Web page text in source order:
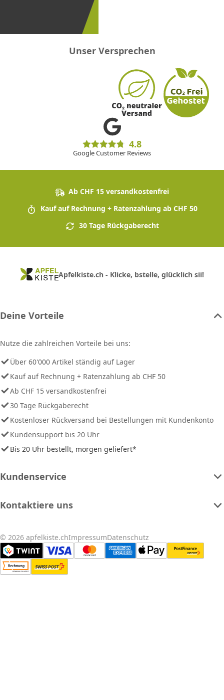
Unser Versprechen
4.8
Google Customer Reviews
Ab CHF 15 versandkostenfrei
Kauf auf Rechnung + Ratenzahlung ab CHF 50
30 Tage Rückgaberecht
Apfelkiste.ch - Klicke, bstelle, glücklich sii!
Deine Vorteile
Nutze die zahlreichen Vorteile bei uns:
Über 60'000 Artikel ständig auf Lager
Kauf auf Rechnung + Ratenzahlung ab CHF 50
Ab CHF 15 versandkostenfrei
30 Tage Rückgaberecht
Kostenloser Rückversand bei Bestellungen mit Kundenkonto
Kundensupport bis 20 Uhr
Bis 20 Uhr bestellt, morgen geliefert*
Kundenservice
Kontaktiere uns
© 2026 apfelkiste.chImpressumDatenschutz